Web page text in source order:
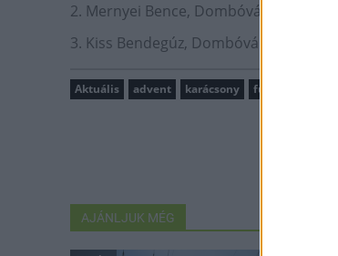
2. Mernyei Bence, Dombóvár
3. Kiss Bendegúz, Dombóvár
Aktuális advent karácsony futás
AJÁNLJUK MÉG